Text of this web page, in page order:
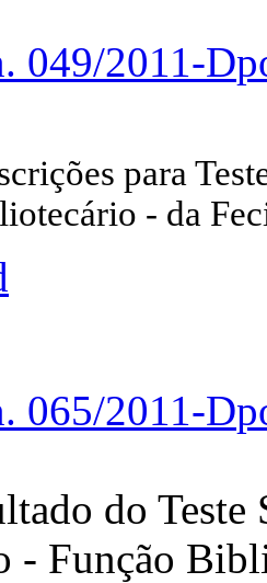
049/2011-D
para
- da
065/2011-D
do Teste
- Função